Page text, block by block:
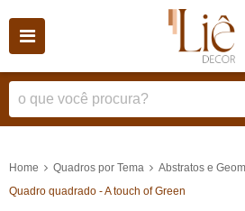
Home Quadros por Tema
Abstratos e
Quadro quadrado - A touch of Green